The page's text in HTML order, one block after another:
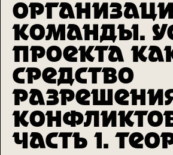
КОМАНДЫ.
ПРОЕКТА
СРЕДСТВО
ЧАСТЬ 1.